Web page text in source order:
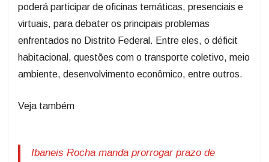
poderá participar de oficinas temáticas, presenciais e
virtuais, para debater os principais problemas
enfrentados no Distrito Federal. Entre eles, o déficit
habitacional, questões com o transporte coletivo, meio
ambiente, desenvolvimento econômico, entre outros.
Veja também
Ibaneis Rocha manda prorrogar prazo de